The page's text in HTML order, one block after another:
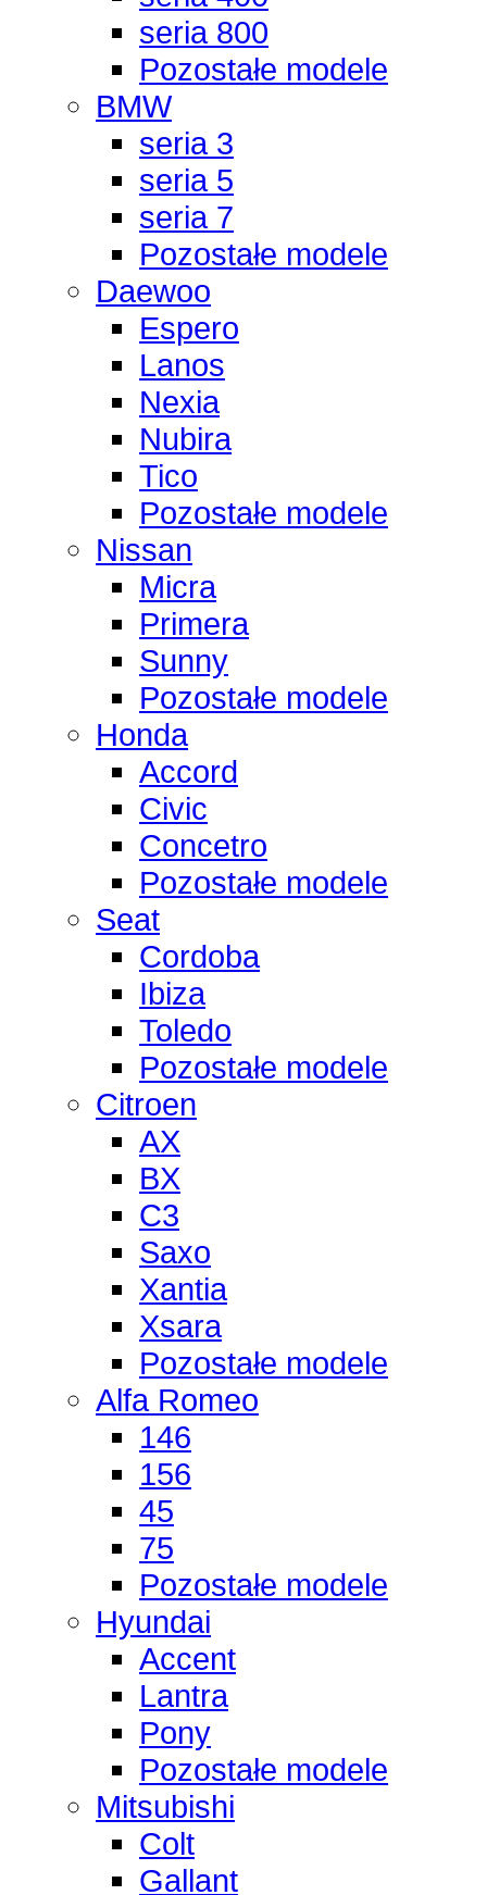
seria 800
Pozostałe modele
BMW
seria 3
seria 5
seria 7
Pozostałe modele
Daewoo
Espero
Lanos
Nexia
Nubira
Tico
Pozostałe modele
Nissan
Micra
Primera
Sunny
Pozostałe modele
Honda
Accord
Civic
Concetro
Pozostałe modele
Seat
Cordoba
Ibiza
Toledo
Pozostałe modele
Citroen
AX
BX
C3
Saxo
Xantia
Xsara
Pozostałe modele
Alfa Romeo
146
156
45
75
Pozostałe modele
Hyundai
Accent
Lantra
Pony
Pozostałe modele
Mitsubishi
Colt
Gallant